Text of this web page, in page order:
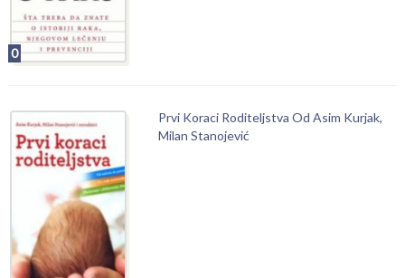
0
Prvi Koraci Roditeljstva Od Asim Kurjak,
Milan Stanojević